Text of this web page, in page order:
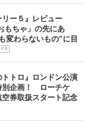
リー５』レビュー
もちゃ」の先にあ
変わらないもの”に目
P R
トロ』ロンドン公演
別企画！ ローチケ
空券取扱スタート記念